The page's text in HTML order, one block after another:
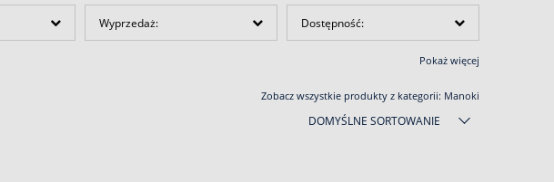
Wyprzedaż: Dostępność:
Pokaż więcej
Zobacz wszystkie produkty z kategorii: Manoki
DOMYŚLNE SORTOWANIE